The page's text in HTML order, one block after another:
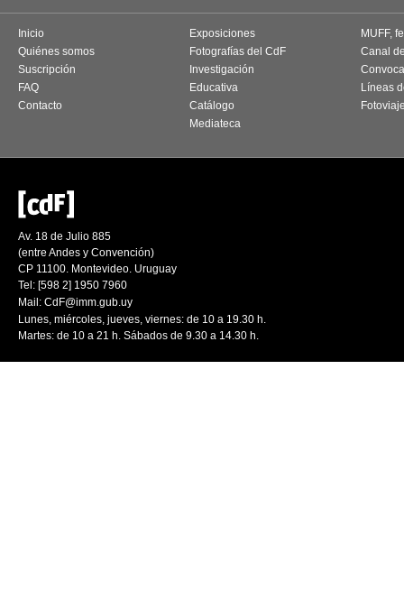
Inicio
Quiénes somos
Suscripción
FAQ
Contacto
Exposiciones
Fotografías del CdF
Investigación
Educativa
Catálogo
Mediateca
MUFF,
Canal
Líneas
Av. 18 de Julio 885
(entre Andes y Convención)
CP 11100. Montevideo. Uruguay
Tel: [598 2] 1950 7960
Mail: CdF@imm.gub.uy
Lunes, miércoles, jueves, viernes: de 10 a 19.30 h.
Martes: de 10 a 21 h. Sábados de 9.30 a 14.30 h.